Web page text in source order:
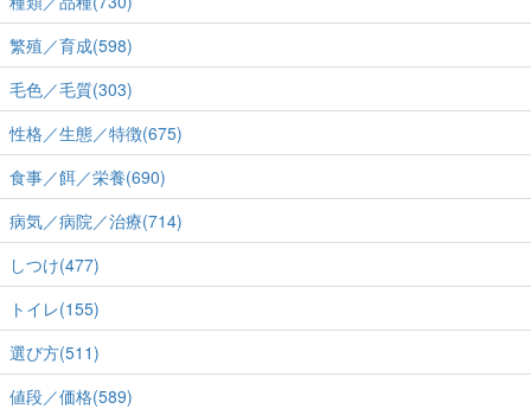
繁殖／育成(598)
毛色／毛質(303)
性格／生態／特徴(675)
食事／餌／栄養(690)
病気／病院／治療(714)
しつけ(477)
トイレ(155)
選び方(511)
値段／価格(589)